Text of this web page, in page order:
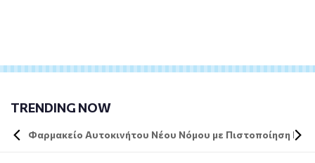
TRENDING NOW
Φαρμακείο Αυτοκινήτου Νέου Νόμου με Πιστοποίηση DIN